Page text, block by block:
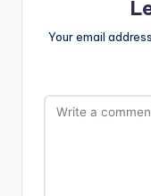
Your email